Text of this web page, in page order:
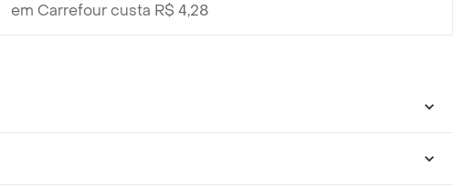
em Carrefour custa R$ 4,28